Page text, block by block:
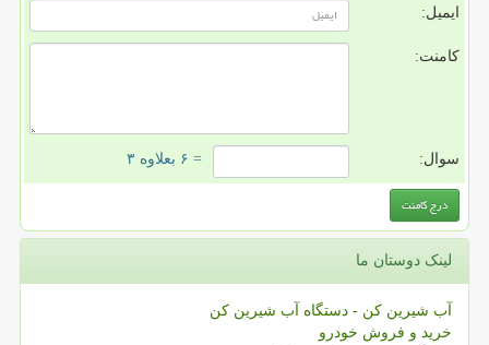
ایمیل:
کامنت:
سوال: = ۶ بعلاوه ۳
لینک دوستان ما
آب شیرین کن - دستگاه آب شیرین کن
خرید و فروش خودرو